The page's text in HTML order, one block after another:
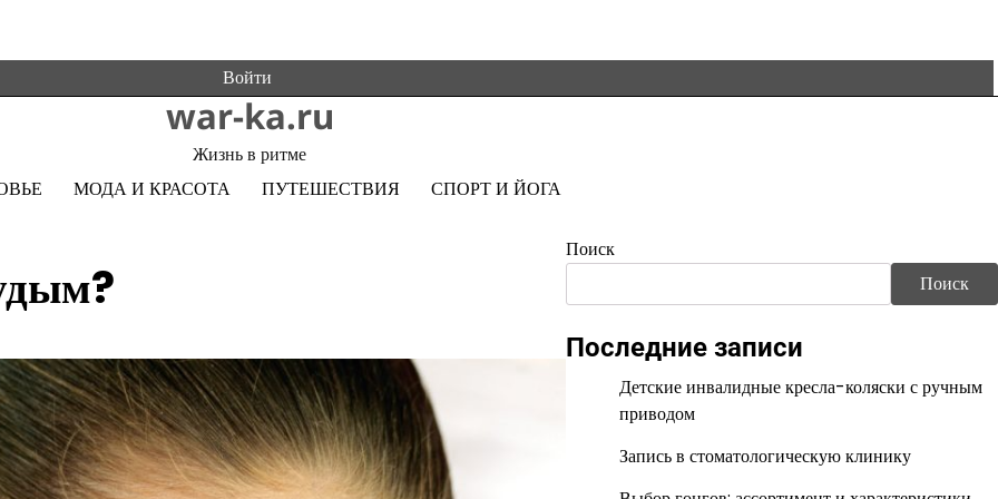
Войти
war-ka.ru
Жизнь в ритме
МОДА И КРАСОТА ПУТЕШЕСТВИЯ СПОРТ И ЙОГА
Поиск
Поиск
Последние записи
Детские инвалидные кресла-коляски с ручным
приводом
Запись в стоматологическую клинику